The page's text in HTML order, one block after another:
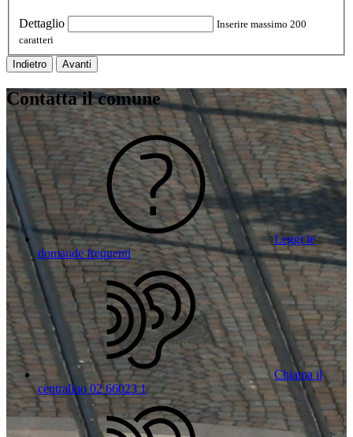
Dettaglio
Inserire massimo 200
caratteri
Indietro Avanti
Contatta il comune
Leggi le
domande frequenti
Chiama il
centralino 02 66023 1